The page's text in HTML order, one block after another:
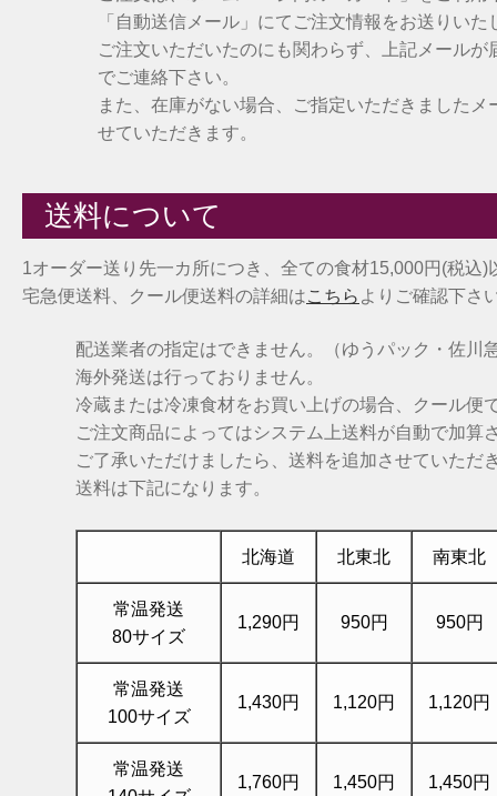
「自動送信メール」にてご注文情報をお送りいた
ご注文いただいたのにも関わらず、上記メールが
でご連絡下さい。
また、在庫がない場合、ご指定いただきましたメ
せていただきます。
送料について
1オーダー送り先一カ所につき、全ての食材15,000円(税込)
宅急便送料、クール便送料の詳細はこちら よりご確認下さ
配送業者の指定はできません。（ゆうパック・佐川
海外発送は行っておりません。
冷蔵または冷凍食材をお買い上げの場合、クール便
ご注文商品によってはシステム上送料が自動で加
ご了承いただけましたら、送料を追加させていただ
送料は下記になります。
北海道 北東北 南東北
常温発送
80サイズ
1,290円 950円 950円
常温発送
100サイズ
1,430円 1,120円 1,120円
常温発送
1,760円 1,450円 1,450円